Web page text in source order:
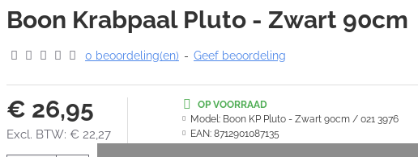
Boon Krabpaal Pluto - Zwart 90cm
0 beoordeling(en) - Geef beoordeling
€ 26,95
Excl. BTW: € 22,27
OP VOORRAAD
Model: Boon KP Pluto - Zwart 90cm / 021 3976
EAN: 8712901087135